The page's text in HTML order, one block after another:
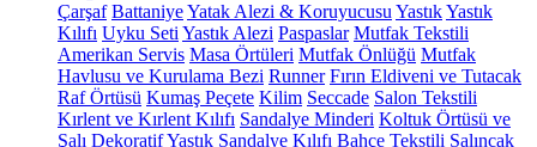
Çarşaf BattaniyeYatak Alezi & Koruyucusu YastıkYastık
Kılıfı Uyku Seti Yastık Alezi Paspaslar Mutfak Tekstili
Amerikan Servis Masa Örtüleri Mutfak Önlüğü Mutfak
Havlusu ve Kurulama Bezi Runner Fırın Eldiveni ve Tutacak
Raf Örtüsü Kumaş Peçete Kilim Seccade Salon Tekstili
Kırlent ve Kırlent Kılıfı Sandalye Minderi Koltuk Örtüsü ve
Şalı Dekoratif Yastık Sandalye Kılıfı Bahçe Tekstili Salıncak